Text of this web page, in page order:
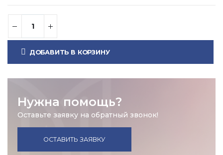
ДОБАВИТЬ В КОРЗИНУ
Нужна помощь?
Оставьте заявку на обратный звонок!
ОСТАВИТЬ ЗАЯВКУ